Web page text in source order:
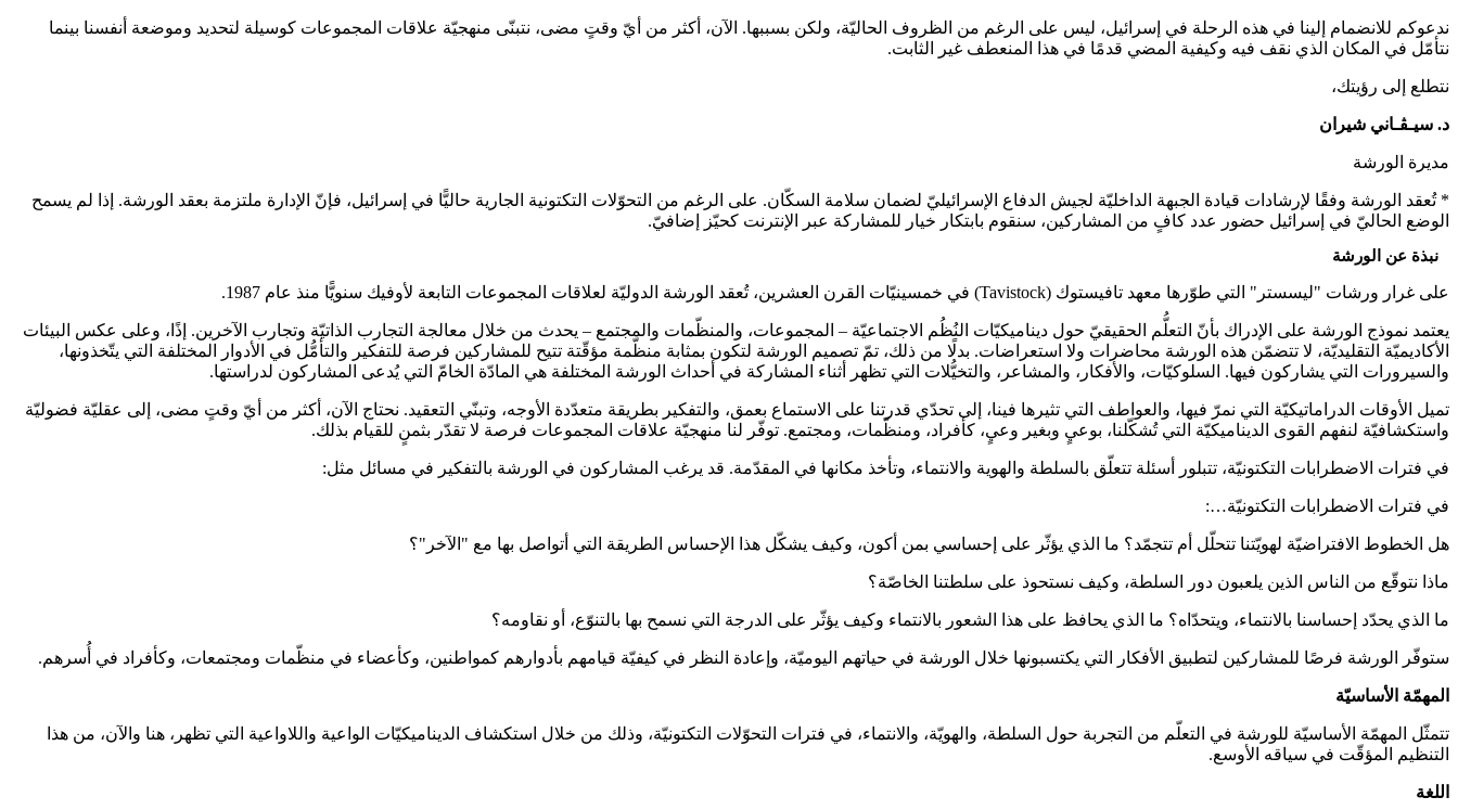
ندعوكم للانضمام إلينا في هذه الرحلة في إسرائيل، ليس على الرغم من الظروف الحاليّة، ولكن بسببها. الآن، أكثر من أيّ وقتٍ مضى، نتبنّى منهجيّة علاقات المجموعات كوسيلة لتحديد وموضعة أنفسنا بينما
نتأمّل في المكان الذي نقف فيه وكيفية المضي قدمًا في هذا المنعطف غير الثابت.
نتطلع إلى رؤيتك،
د. سيـﭭـاني شيران
مديرة الورشة
* تُعقد الورشة وفقًا لإرشادات قيادة الجبهة الداخليّة لجيش الدفاع الإسرائيليّ لضمان سلامة السكّان. على الرغم من التحوّلات التكتونية الجارية حاليًّا في إسرائيل، فإنّ الإدارة ملتزمة بعقد الورشة. إذا لم يسمح
الوضع الحاليّ في إسرائيل حضور عدد كافٍ من المشاركين، سنقوم بابتكار خيار للمشاركة عبر الإنترنت كحيّز إضافيّ.
نبذة عن الورشة
على غرار ورشات "ليسستر" التي طوّرها معهد تافيستوك (Tavistock) في خمسينيّات القرن العشرين، تُعقد الورشة الدوليّة لعلاقات المجموعات التابعة لأوفيك سنويًّا منذ عام 1987.
يعتمد نموذج الورشة على الإدراك بأنّ التعلُّم الحقيقيّ حول ديناميكيّات النُظُم الاجتماعيّة – المجموعات، والمنظّمات والمجتمع – يحدث من خلال معالجة التجارب الذاتيّة وتجارب الآخرين. إذًا، وعلى عكس البيئات
الأكاديميّة التقليديّة، لا تتضمّن هذه الورشة محاضرات ولا استعراضات. بدلًا من ذلك، تمّ تصميم الورشة لتكون بمثابة منظّمة مؤقّتة تتيح للمشاركين فرصة للتفكير والتأمُّل في الأدوار المختلفة التي يتّخذونها،
والسيرورات التي يشاركون فيها. السلوكيّات، والأفكار، والمشاعر، والتخيُّلات التي تظهر أثناء المشاركة في أحداث الورشة المختلفة هي المادّة الخامّ التي يُدعى المشاركون لدراستها.
تميل الأوقات الدراماتيكيّة التي نمرّ فيها، والعواطف التي تثيرها فينا، إلى تحدّي قدرتنا على الاستماع بعمق، والتفكير بطريقة متعدّدة الأوجه، وتبنّي التعقيد. نحتاج الآن، أكثر من أيّ وقتٍ مضى، إلى عقليّة فضوليّة
واستكشافيّة لنفهم القوى الديناميكيّة التي تُشكّلنا، بوعيٍ وبغير وعيٍ، كأفراد، ومنظّمات، ومجتمع. توفّر لنا منهجيّة علاقات المجموعات فرصة لا تقدّر بثمنٍ للقيام بذلك.
في فترات الاضطرابات التكتونيّة، تتبلور أسئلة تتعلّق بالسلطة والهوية والانتماء، وتأخذ مكانها في المقدّمة. قد يرغب المشاركون في الورشة بالتفكير في مسائل مثل:
في فترات الاضطرابات التكتونيّة…:
هل الخطوط الافتراضيّة لهويّتنا تتحلّل أم تتجمّد؟ ما الذي يؤثّر على إحساسي بمن أكون، وكيف يشكّل هذا الإحساس الطريقة التي أتواصل بها مع "الآخر"؟
ماذا نتوقّع من الناس الذين يلعبون دور السلطة، وكيف نستحوذ على سلطتنا الخاصّة؟
ما الذي يحدّد إحساسنا بالانتماء، ويتحدّاه؟ ما الذي يحافظ على هذا الشعور بالانتماء وكيف يؤثّر على الدرجة التي نسمح بها بالتنوّع، أو نقاومه؟
ستوفّر الورشة فرصًا للمشاركين لتطبيق الأفكار التي يكتسبونها خلال الورشة في حياتهم اليوميّة، وإعادة النظر في كيفيّة قيامهم بأدوارهم كمواطنين، وكأعضاء في منظّمات ومجتمعات، وكأفراد في أُسرهم.
المهمّة الأساسيّة
تتمثّل المهمّة الأساسيّة للورشة في التعلّم من التجربة حول السلطة، والهويّة، والانتماء، في فترات التحوّلات التكتونيّة، وذلك من خلال استكشاف الديناميكيّات الواعية واللاواعية التي تظهر، هنا والآن، من هذا
التنظيم المؤقّت في سياقه الأوسع.
اللغة